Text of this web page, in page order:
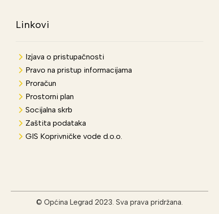
Linkovi
Izjava o pristupačnosti
Pravo na pristup informacijama
Proračun
Prostorni plan
Socijalna skrb
Zaštita podataka
GIS Koprivničke vode d.o.o.
© Općina Legrad 2023. Sva prava pridržana.